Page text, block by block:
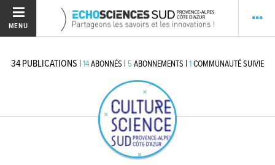
MENU
34PUBLICATIONS | 14ABONNÉS | 5ABONNEMENTS | 1COMMUNAUTÉ SUIVIE